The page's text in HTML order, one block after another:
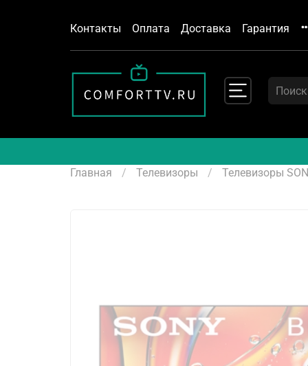
Контакты Оплата Доставка Гарантия
Главная Телевизоры Телевизоры